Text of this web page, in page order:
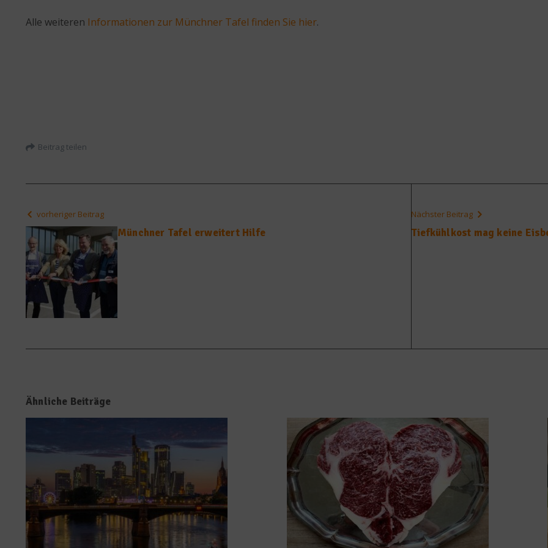
Alle weiteren Informationen zur Münchner Tafel finden Sie hier.
Beitrag teilen
vorheriger Beitrag
Münchner Tafel erweitert Hilfe
Nächster Beitrag
Tiefkühlkost mag keine
Ähnliche Beiträge